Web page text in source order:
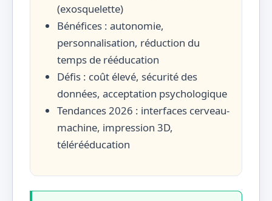
(exosquelette)
Bénéfices : autonomie,
personnalisation, réduction du
temps de rééducation
Défis : coût élevé, sécurité des
données, acceptation psychologique
Tendances 2026 : interfaces cerveau-
machine, impression 3D,
télérééducation